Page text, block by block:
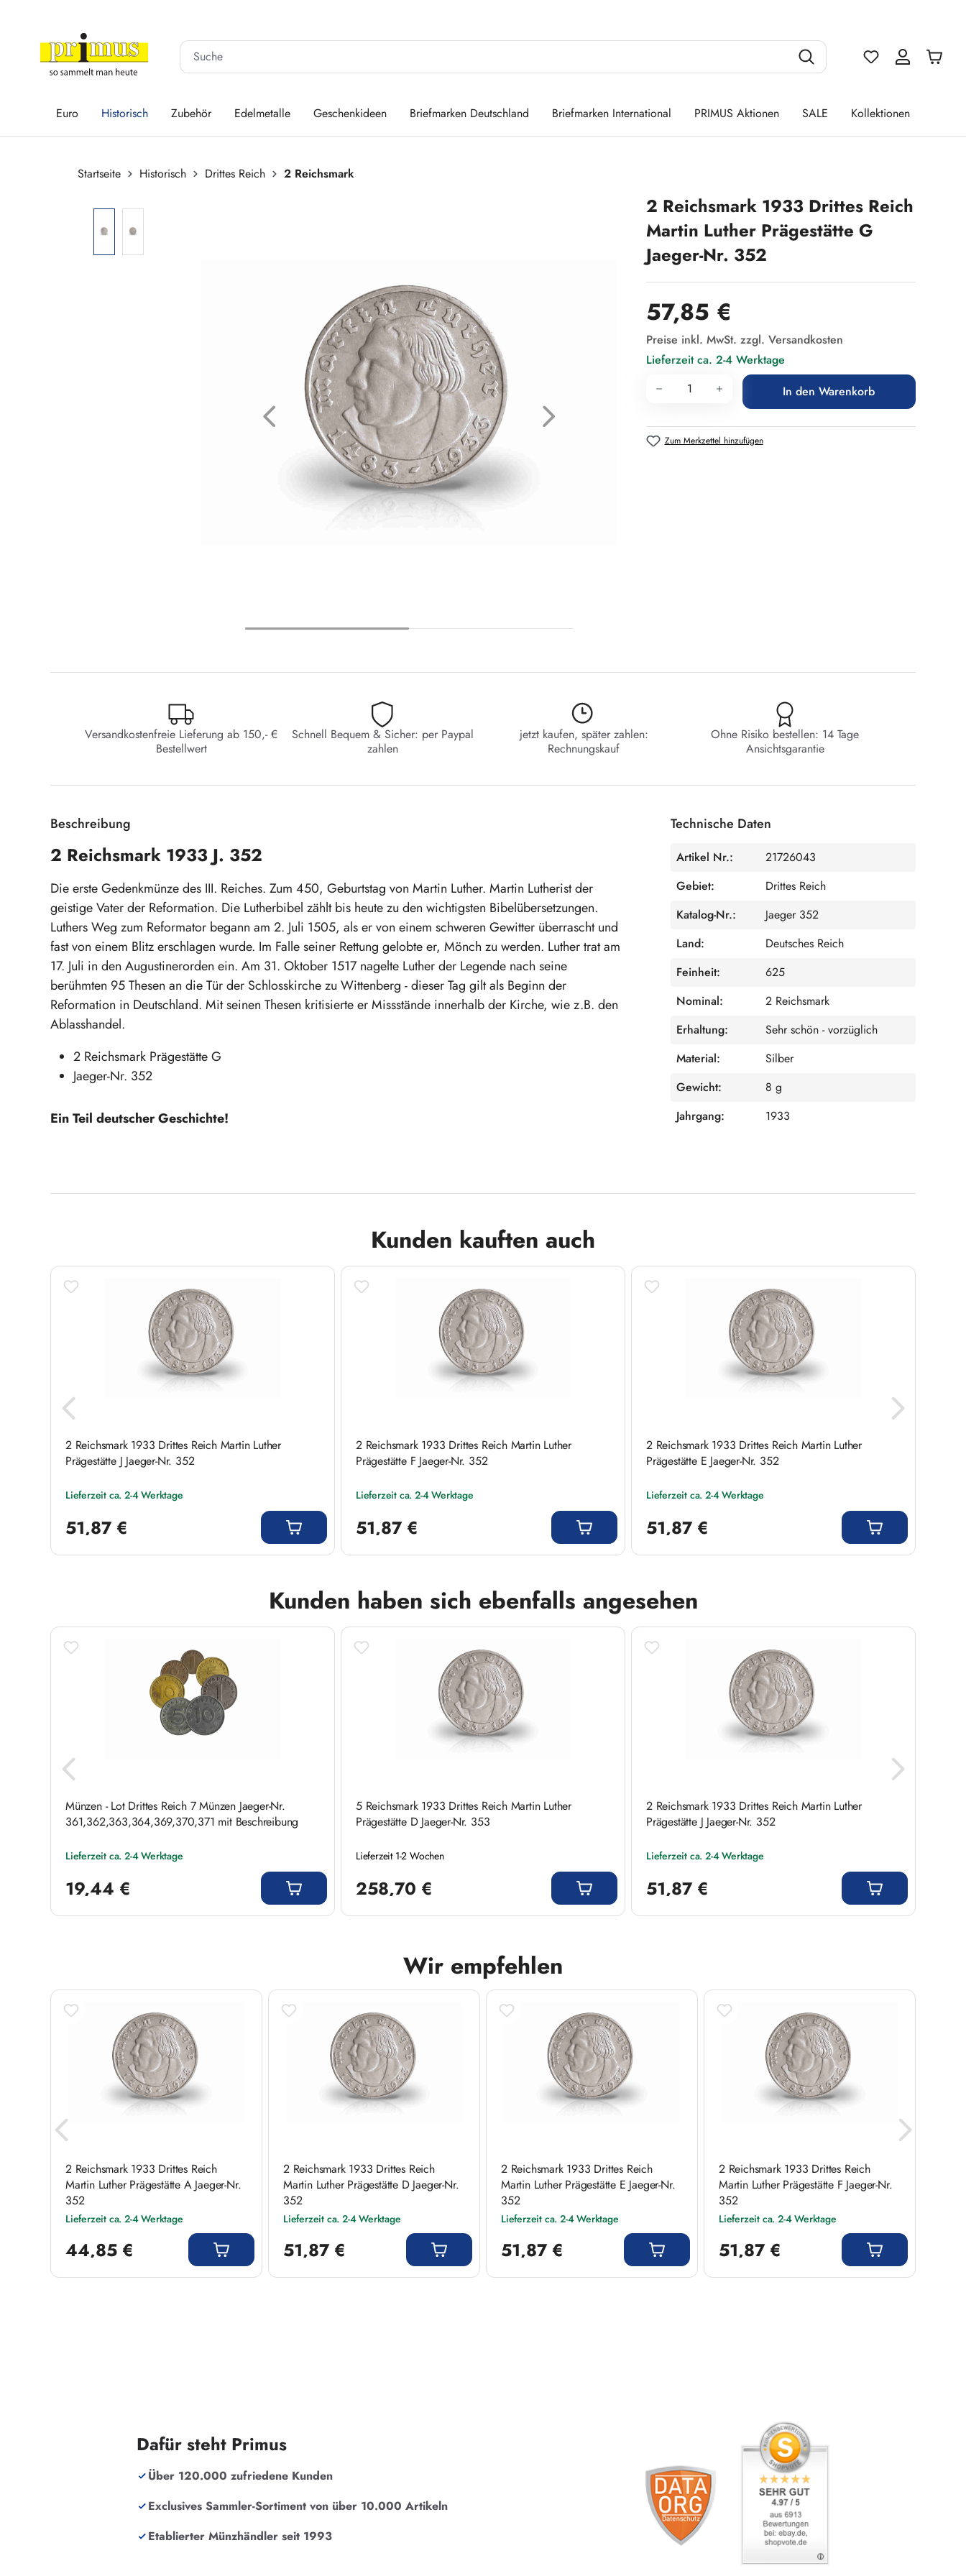
Du hast 0
Euro Historisch Zubehör Edelmetalle Geschenkideen Briefmarken Deutschland Briefmarken International PRIMUS Aktionen SALE Kollektionen
Startseite Historisch Drittes Reich
2 Reichsmark
2 Reichsmark 1933 Drittes Reich
Martin Luther Prägestätte G
Jaeger-Nr. 352
Regulärer Preis:
57,85 €
Preise inkl. MwSt. zzgl. Versandkosten
Lieferzeit ca. 2-4 Werktage
Produkt Anzahl: Gib den gewünschten
In den Warenkorb
Zum Merkzettel hinzufügen
Versandkostenfreie Lieferung ab 150,- €
Bestellwert
Schnell Bequem & Sicher: per Paypal
zahlen
jetzt kaufen, später zahlen:
Rechnungskauf
Ohne Risiko bestellen: 14 Tage
Ansichtsgarantie
Beschreibung
2 Reichsmark 1933 J. 352
Die erste Gedenkmünze des III. Reiches. Zum 450, Geburtstag von Martin Luther. Martin Lutherist der
geistige Vater der Reformation. Die Lutherbibel zählt bis heute zu den wichtigsten Bibelübersetzungen.
Luthers Weg zum Reformator begann am 2. Juli 1505, als er von einem schweren Gewitter überrascht und
fast von einem Blitz erschlagen wurde. Im Falle seiner Rettung gelobte er, Mönch zu werden. Luther trat am
17. Juli in den Augustinerorden ein. Am 31. Oktober 1517 nagelte Luther der Legende nach seine
berühmten 95 Thesen an die Tür der Schlosskirche zu Wittenberg - dieser Tag gilt als Beginn der
Reformation in Deutschland. Mit seinen Thesen kritisierte er Missstände innerhalb der Kirche, wie z.B. den
Ablasshandel.
2 Reichsmark Prägestätte G
Jaeger-Nr. 352
Ein Teil deutscher Geschichte!
Technische Daten
Artikel Nr.:
21726043
Gebiet:
Drittes Reich
Katalog-Nr.:
Jaeger 352
Land:
Deutsches Reich
Feinheit:
625
Nominal:
2 Reichsmark
Erhaltung:
Sehr schön - vorzüglich
Material:
Silber
Gewicht:
8 g
Jahrgang:
1933
Kunden kauften auch
2 Reichsmark 1933 Drittes Reich Martin Luther
Prägestätte J Jaeger-Nr. 352
Lieferzeit ca. 2-4 Werktage
51,87 €
2 Reichsmark 1933 Drittes Reich Martin Luther
Prägestätte F Jaeger-Nr. 352
Lieferzeit ca. 2-4 Werktage
51,87 €
2 Reichsmark 1933 Drittes Reich Martin Luther
Prägestätte E Jaeger-Nr. 352
Lieferzeit ca. 2-4 Werktage
51,87 €
Kunden haben sich ebenfalls angesehen
Münzen - Lot Drittes Reich 7 Münzen Jaeger-Nr.
361,362,363,364,369,370,371 mit Beschreibung
Lieferzeit ca. 2-4 Werktage
19,44 €
5 Reichsmark 1933 Drittes Reich Martin Luther
Prägestätte D Jaeger-Nr. 353
Lieferzeit 1-2 Wochen
258,70 €
2 Reichsmark 1933 Drittes Reich Martin Luther
Prägestätte J Jaeger-Nr. 352
Lieferzeit ca. 2-4 Werktage
51,87 €
Wir empfehlen
Produktgalerie überspringen
2 Reichsmark 1933 Drittes Reich
Martin Luther Prägestätte A Jaeger-Nr.
352
Lieferzeit ca. 2-4 Werktage
44,85 €
2 Reichsmark 1933 Drittes Reich
Martin Luther Prägestätte D Jaeger-Nr.
352
Lieferzeit ca. 2-4 Werktage
51,87 €
2 Reichsmark 1933 Drittes Reich
Martin Luther Prägestätte E Jaeger-Nr.
352
Lieferzeit ca. 2-4 Werktage
51,87 €
2 Reichsmark 1933 Drittes Reich
Martin Luther Prägestätte F Jaeger-Nr.
352
Lieferzeit ca. 2-4 Werktage
51,87 €
Dafür steht Primus
Über 120.000 zufriedene Kunden
Exclusives Sammler-Sortiment von über 10.000 Artikeln
Etablierter Münzhändler seit 1993